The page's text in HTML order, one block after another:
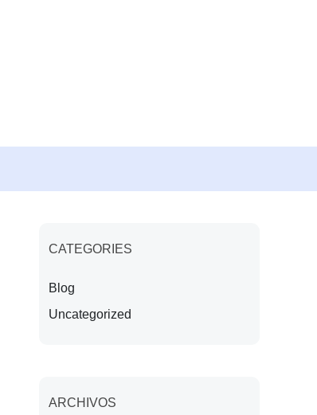
CATEGORIES
Blog
Uncategorized
ARCHIVOS